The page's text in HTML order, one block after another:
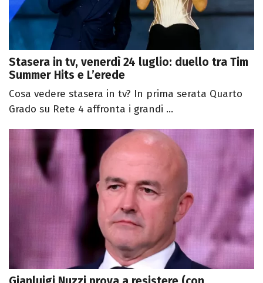
Stasera in tv, venerdì 24 luglio: duello tra Tim
Summer Hits e L’erede
Cosa vedere stasera in tv? In prima serata Quarto
Grado su Rete 4 affronta i grandi ...